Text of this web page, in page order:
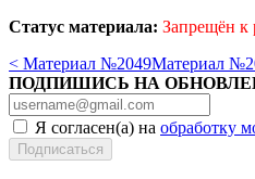
Статус материала: Запрещён к
< Материал №2049Материал
ПОДПИШИСЬ НА
Я согласен(а) на обработку